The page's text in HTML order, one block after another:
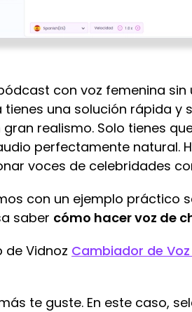
con voz femenina
una solución rápida y
realismo. Solo tienes
perfectamente natural.
voces de celebridades
con un ejemplo práctico
saber cómo hacer voz de
de Vidnoz Cambiador de Voz
te guste. En este caso,